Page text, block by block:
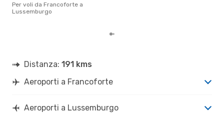
Per voli da Francoforte a
Lussemburgo
Distanza: 191 kms
Aeroporti a Francoforte
Aeroporti a Lussemburgo